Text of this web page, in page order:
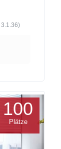
100
Plätze